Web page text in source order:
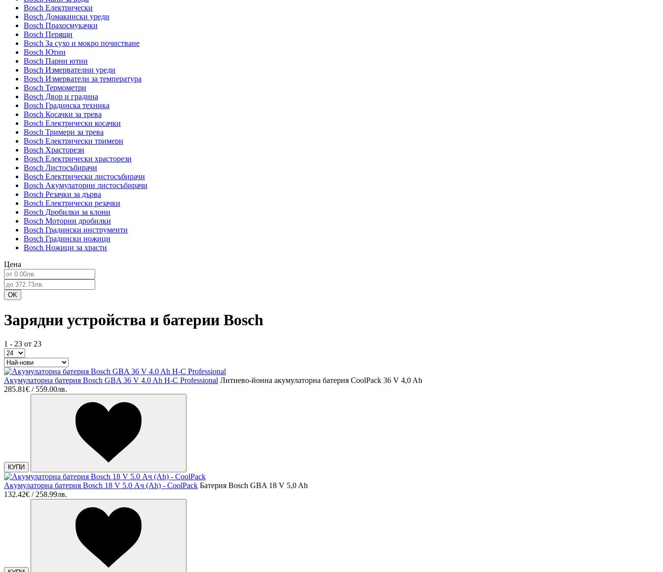
Bosch Електрически
Bosch Домакински уреди
Bosch Прахосмукачки
Bosch Перящи
Bosch За сухо и мокро почистване
Bosch Ютии
Bosch Парни ютии
Bosch Измервателни уреди
Bosch Измерватели за температура
Bosch Термометри
Bosch Двор и градина
Bosch Градинска техника
Bosch Косачки за трева
Bosch Електрически косачки
Bosch Тримери за трева
Bosch Електрически тримери
Bosch Храсторези
Bosch Електрически храсторези
Bosch Листосъбирачи
Bosch Електрически листосъбирачи
Bosch Акумулаторни листосъбирачи
Bosch Резачки за дърва
Bosch Електрически резачки
Bosch Дробилки за клони
Bosch Моторни дробилки
Bosch Градински инструменти
Bosch Градински ножици
Bosch Ножици за храсти
Цена
Зарядни устройства и батерии Bosch
1 - 23 от 23
Акумулаторна батерия Bosch GBA 36 V 4.0 Ah H-C Professional Литиево-йонна акумулаторна батерия CoolPack 36 V 4,0 Ah
285.81€ / 559.00лв.
КУПИ
Акумулаторна батерия Bosch 18 V 5.0 Ач (Ah) - CoolPack Батерия Bosch GBA 18 V 5,0 Ah
132.42€ / 258.99лв.